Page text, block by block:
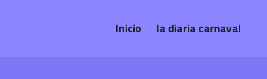
Inicio la diaria carnaval